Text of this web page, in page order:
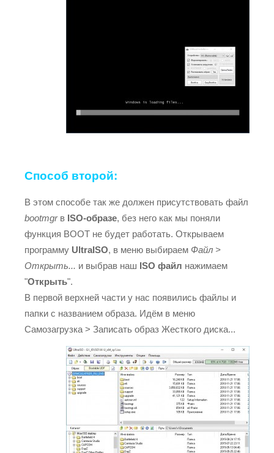
Способ второй:
В этом способе так же должен присутствовать файл
bootmgrв ISO-образе, без него как мы поняли
функция BOOT не будет работать. Открываем
программу UltraISO, в меню выбираем Файл >
Открыть... и выбрав наш ISO файл нажимаем
"Открыть".
В первой верхней части у нас появились файлы и
папки с названием образа. Идём в меню
Самозагрузка > Записать образ Жесткого диска...